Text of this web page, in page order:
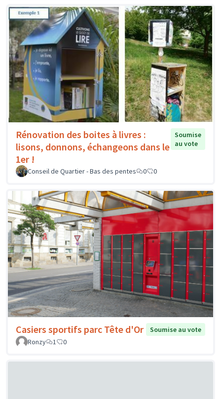
Rénovation des boites à livres :
lisons, donnons, échangeons dans le
1er !
Soumise
au vote
Conseil de Quartier - Bas des pentes 0 0
Casiers sportifs parc Tête d'Or
Soumise au vote
Ronzy
1 0